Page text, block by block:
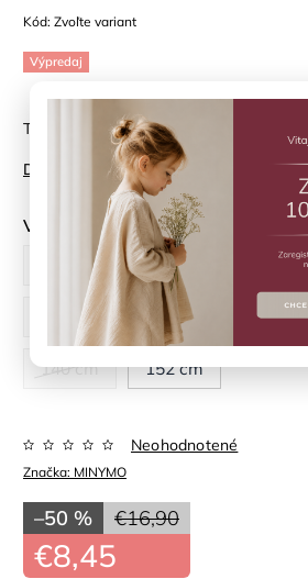
Kód: Zvoľte variant
Výpredaj
Trištvrťové legíny Pink Tulle MINYMO
Detailné informácie
Veľkosť
98 cm 104 cm
116 cm 122 cm 128 cm
140 cm 152 cm
Značka: MINYMO
Neohodnotené
€16,90
–50 %
€8,45